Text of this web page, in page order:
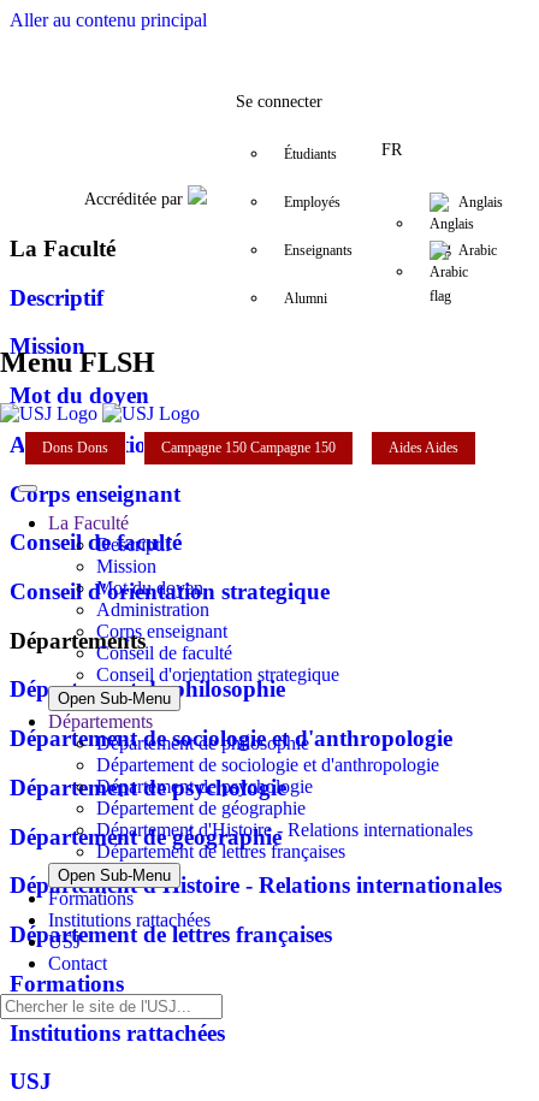
Aller au contenu principal
FacebookTwitter
Accréditée par
Se connecter
Étudiants
Employés
Enseignants
Alumni
FR
Anglais
Arabic
Menu FLSH
Dons Dons Campagne 150 Campagne 150 AidesAides
La Faculté
Descriptif
Mission
Mot du doyen
Administration
Corps enseignant
Conseil de faculté
Conseil d'orientation strategique
Open Sub-Menu
Départements
Département de philosophie
Département de sociologie et d'anthropologie
Département de psychologie
Département de géographie
Département d'Histoire - Relations internationales
Département de lettres françaises
Open Sub-Menu
Formations
Institutions rattachées
USJ
Contact
La Faculté
Descriptif
Mission
Mot du doyen
Administration
Corps enseignant
Conseil de faculté
Conseil d'orientation strategique
Départements
Département de philosophie
Département de sociologie et d'anthropologie
Département de psychologie
Département de géographie
Département d'Histoire - Relations internationales
Département de lettres françaises
Formations
Institutions rattachées
USJ